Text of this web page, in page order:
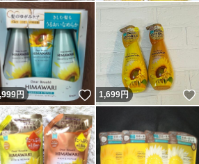
いね！
円 いいね！
1,699円